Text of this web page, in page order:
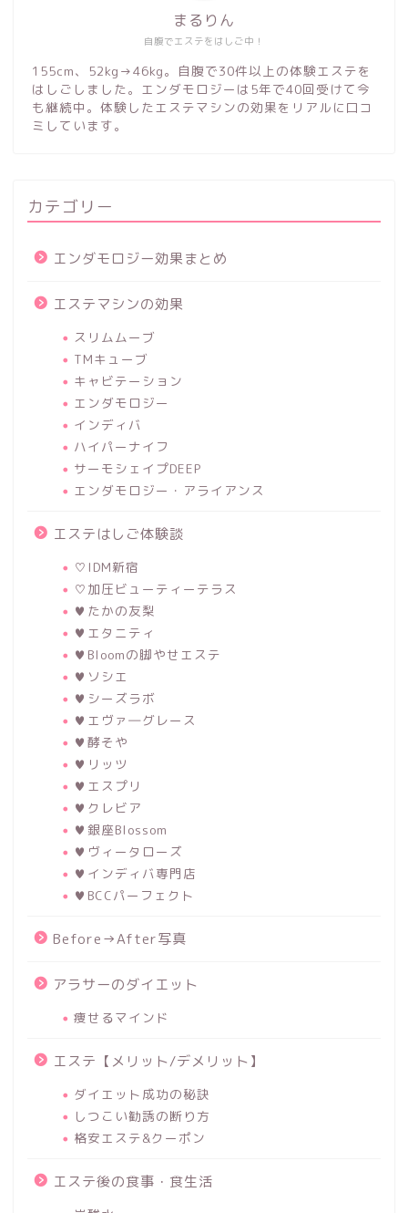
自腹でエステをはしご中！
まるりん
155cm、52kg→46kg。自腹で30件以上の体験エステを
はしごしました。エンダモロジーは5年で40回受けて今
も継続中。体験したエステマシンの効果をリアルに口コ
ミしています。
カテゴリー
エンダモロジー効果まとめ
エステマシンの効果
スリムムーブ
TMキューブ
キャビテーション
エンダモロジー
インディバ
ハイパーナイフ
サーモシェイプDEEP
エンダモロジー・アライアンス
エステはしご体験談
♡IDM新宿
♡加圧ビューティーテラス
♥たかの友梨
♥エタニティ
♥Bloomの脚やせエステ
♥ソシエ
♥シーズラボ
♥エヴァ―グレース
♥酵そや
♥リッツ
♥エスプリ
♥クレビア
♥銀座Blossom
♥ヴィータローズ
♥インディバ専門店
♥BCCパーフェクト
Before→After写真
アラサーのダイエット
痩せるマインド
エステ【メリット/デメリット】
ダイエット成功の秘訣
しつこい勧誘の断り方
格安エステ&クーポン
エステ後の食事・食生活